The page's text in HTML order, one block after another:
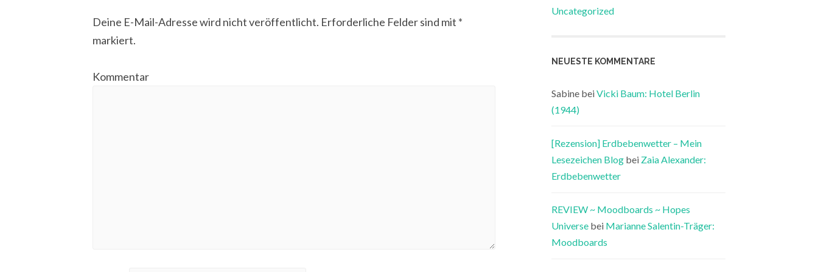
Deine E-Mail-Adresse wird nicht veröffentlicht. Erforderliche Felder sind mit *
markiert.
Kommentar
Uncategorized
NEUESTE KOMMENTARE
Sabine beiVicki Baum: Hotel Berlin
(1944)
[Rezension] Erdbebenwetter – Mein
Lesezeichen Blog bei Zaia Alexander:
Erdbebenwetter
REVIEW ~ Moodboards ~ Hopes
Universe bei Marianne Salentin-Träger:
Moodboards